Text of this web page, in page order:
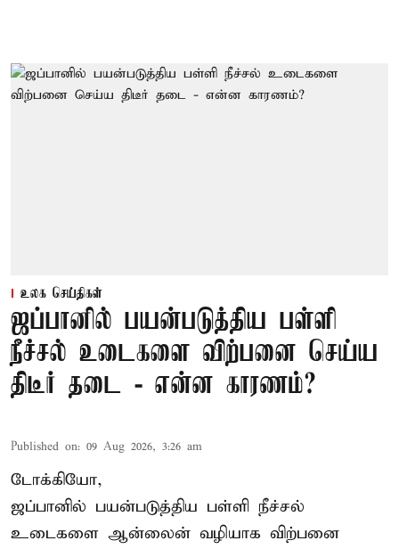
உலக செய்திகள்
ஜப்பானில் பயன்படுத்திய பள்ளி
நீச்சல் உடைகளை விற்பனை செய்ய
திடீர் தடை - என்ன காரணம்?
Published on: 09 Aug 2026, 3:26 am
டோக்கியோ,
ஜப்பானில் பயன்படுத்திய பள்ளி நீச்சல்
உடைகளை ஆன்லைன் வழியாக விற்பனை